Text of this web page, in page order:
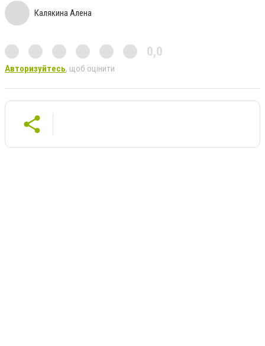
Калякина Алена
0,0
Авторизуйтесь, щоб оцінити